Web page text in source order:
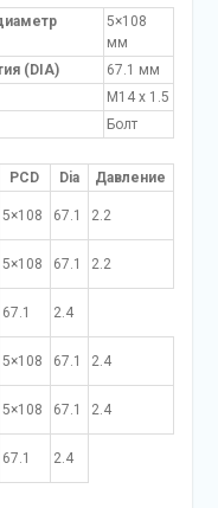
5×108
мм
(DIA)
67.1 мм
M14 x 1.5
Болт
PCD Dia
Давление
5×108 67.1 2.2
5×108 67.1 2.2
67.1 2.4
5×108 67.1 2.4
5×108 67.1 2.4
67.1 2.4